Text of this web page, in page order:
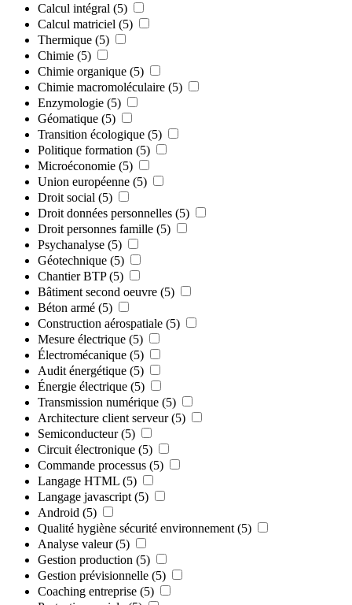
Calcul intégral (5)
Calcul matriciel (5)
Thermique (5)
Chimie (5)
Chimie organique (5)
Chimie macromoléculaire (5)
Enzymologie (5)
Géomatique (5)
Transition écologique (5)
Politique formation (5)
Microéconomie (5)
Union européenne (5)
Droit social (5)
Droit données personnelles (5)
Droit personnes famille (5)
Psychanalyse (5)
Géotechnique (5)
Chantier BTP (5)
Bâtiment second oeuvre (5)
Béton armé (5)
Construction aérospatiale (5)
Mesure électrique (5)
Électromécanique (5)
Audit énergétique (5)
Énergie électrique (5)
Transmission numérique (5)
Architecture client serveur (5)
Semiconducteur (5)
Circuit électronique (5)
Commande processus (5)
Langage HTML (5)
Langage javascript (5)
Android (5)
Qualité hygiène sécurité environnement (5)
Analyse valeur (5)
Gestion production (5)
Gestion prévisionnelle (5)
Coaching entreprise (5)